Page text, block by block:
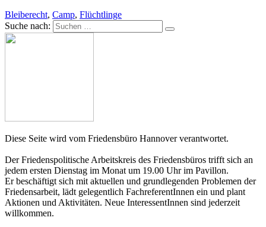
Bleiberecht, Camp, Flüchtlinge
Suche nach:
Diese Seite wird vom Friedensbüro Hannover verantwortet.
Der Friedenspolitische Arbeitskreis des Friedensbüros trifft sich an
jedem ersten Dienstag im Monat um 19.00 Uhr im Pavillon.
Er beschäftigt sich mit aktuellen und grundlegenden Problemen der
Friedensarbeit, lädt gelegentlich FachreferentInnen ein und plant
Aktionen und Aktivitäten. Neue InteressentInnen sind jederzeit
willkommen.